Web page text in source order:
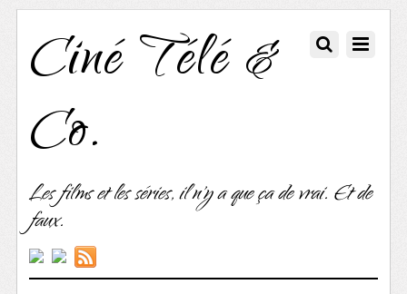
Ciné Télé &
Co.
Les films et les séries, il n'y a que ça de vrai. Et de
faux.